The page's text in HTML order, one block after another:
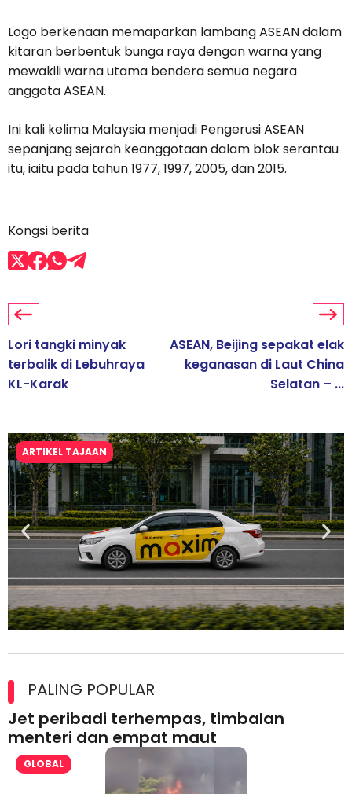
Logo berkenaan memaparkan lambang ASEAN dalam
kitaran berbentuk bunga raya dengan warna yang
mewakili warna utama bendera semua negara
anggota ASEAN.
Ini kali kelima Malaysia menjadi Pengerusi ASEAN
sepanjang sejarah keanggotaan dalam blok serantau
itu, iaitu pada tahun 1977, 1997, 2005, dan 2015.
Kongsi berita
Lori tangki minyak
terbalik di Lebuhraya
KL-Karak
ASEAN, Beijing sepakat elak
keganasan di Laut China
Selatan – ...
ARTIKEL TAJAAN
lesen separuh pertama 2026
PALING POPULAR
Jet peribadi terhempas, timbalan
menteri dan empat maut
GLOBAL